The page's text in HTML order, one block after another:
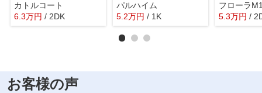
カトルコート
6.3万円 / 2DK
パルハイム
5.2万円 / 1K
フローラ
5.3万円 /
お客様の声